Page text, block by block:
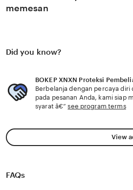
memesan
Did you know?
BOKEP XNXN Proteksi
Berbelanja dengan percaya diri
pada pesanan Anda, kami siap
syarat â€”see program terms
View
FAQs